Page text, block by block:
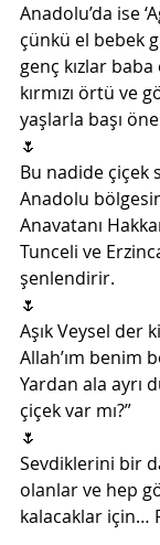
Anadolu’da ise
çünkü el bebek
genç kızlar
kırmızı örtü ve
yaşlarla başı
🌷
Bu nadide çiçek
Anadolu
Anavatanı
Tunceli ve
şenlendirir.
🌷
Aşık Veysel der
Allah’ım benim
Yardan ala ayrı
çiçek var mı?”
🌷
Sevdiklerini bir
olanlar ve hep
kalacaklar için…